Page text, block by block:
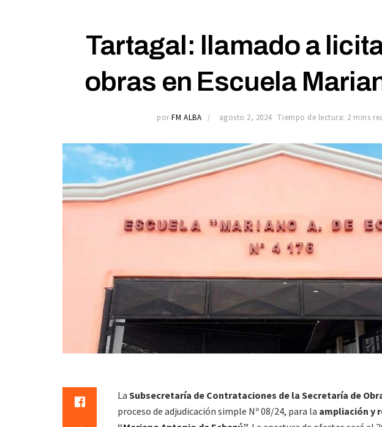
Tartagal: llamado a
obras en Escuela
por FM ALBA agosto 2, 2024 Tiempo de lectura: 2 mins
La Subsecretaría de Contrataciones de la Secretaría de
proceso de adjudicación simple Nº 08/24, para la ampliación y